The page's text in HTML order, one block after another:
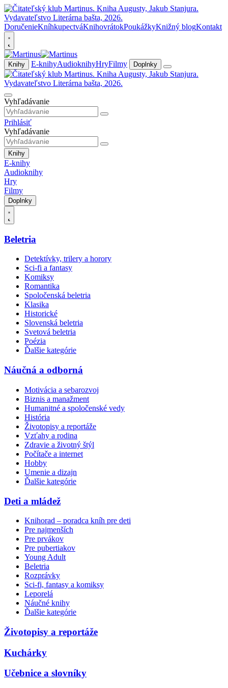
DoručenieKníhkupectváKnihovrátokPoukážkyKnižný blogKontakt
Knihy E-knihyAudioknihyHryFilmy Doplnky
Vyhľadávanie
Prihlásiť
Vyhľadávanie
Knihy
E-knihy
Audioknihy
Hry
Filmy
Doplnky
Beletria
Detektívky, trilery a horory
Sci-fi a fantasy
Komiksy
Romantika
Spoločenská beletria
Klasika
Historické
Slovenská beletria
Svetová beletria
Poézia
Ďalšie kategórie
Náučná a odborná
Motivácia a sebarozvoj
Biznis a manažment
Humanitné a spoločenské vedy
História
Životopisy a reportáže
Vzťahy a rodina
Zdravie a životný štýl
Počítače a internet
Hobby
Umenie a dizajn
Ďalšie kategórie
Deti a mládež
Knihorad – poradca kníh pre deti
Pre najmenších
Pre prvákov
Pre pubertiakov
Young Adult
Beletria
Rozprávky
Sci-fi, fantasy a komiksy
Leporelá
Náučné knihy
Ďalšie kategórie
Životopisy a reportáže
Kuchárky
Učebnice a slovníky